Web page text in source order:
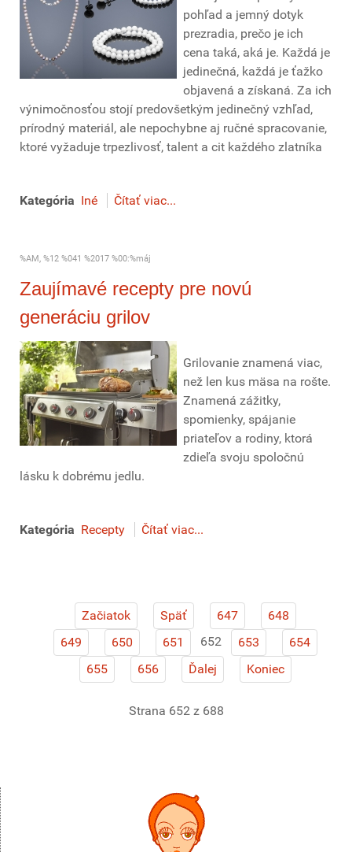
pohľad a jemný dotyk
prezradia, prečo je ich
cena taká, aká je. Každá je
jedinečná, každá je ťažko
objavená a získaná. Za ich
výnimočnosťou stojí predovšetkým jedinečný vzhľad,
prírodný materiál, ale nepochybne aj ručné spracovanie,
ktoré vyžaduje trpezlivosť, talent a cit každého zlatníka
Kategória Iné Čítať viac...
%AM, %12 %041 %2017 %00:%máj
Zaujímavé recepty pre novú
generáciu grilov
Grilovanie znamená viac,
než len kus mäsa na rošte.
Znamená zážitky,
spomienky, spájanie
priateľov a rodiny, ktorá
zdieľa svoju spoločnú
lásku k dobrému jedlu.
Kategória Recepty Čítať viac...
Začiatok Späť 647
648
649
650 651 652 653
654
655
656 Ďalej Koniec
Strana 652 z 688